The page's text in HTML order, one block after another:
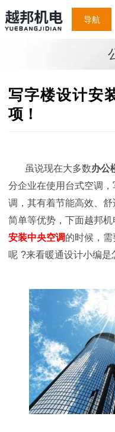
导航
写字楼设计安
项！
虽说现在大多数办公
分企业在使用台式空调
调，其有着节能高效、
简单等优势，下面越邦
安装中央空调的时候，
呢 ?来看暖通设计小编是